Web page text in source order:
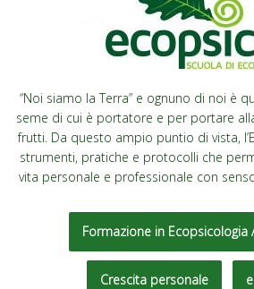
“Noi siamo la Terra” e ognuno di noi è
seme di cui è portatore e per portare
frutti. Da questo ampio puntio di vista,
strumenti, pratiche e protocolli che
vita personale e professionale con
Formazione in Ecopsicologia
Crescita personale